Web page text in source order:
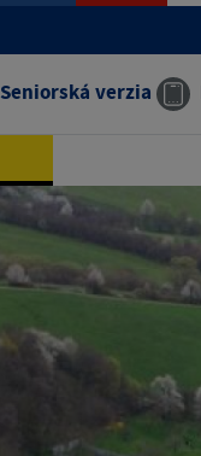
Seniorská verzia